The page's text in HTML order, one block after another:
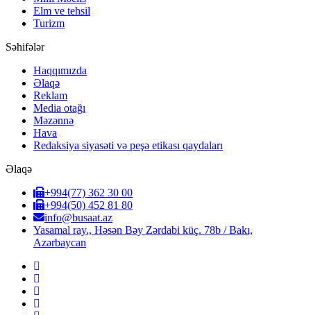
Elm ve tehsil
Turizm
Səhifələr
Haqqımızda
Əlaqə
Reklam
Media otağı
Məzənnə
Hava
Redaksiya siyasəti və peşə etikası qaydaları
Əlaqə
+994(77) 362 30 00
+994(50) 452 81 80
info@busaat.az
Yasamal ray., Həsən Bəy Zərdabi küç. 78b / Bakı,
Azərbaycan